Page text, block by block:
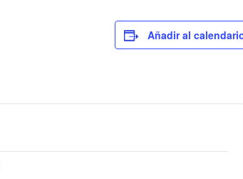
Añadir al